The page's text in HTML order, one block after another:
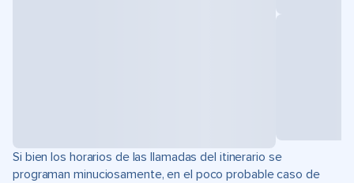
Si bien los horarios de las llamadas del itinerario se
programan minuciosamente, en el poco probable caso de